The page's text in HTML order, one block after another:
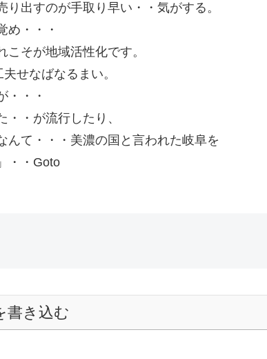
出すのが手取り早い・・気がする。
め・・・
そが地域活性化です。
せなばなるまい。
・・・
・が流行したり、
んて・・・美濃の国と言われた岐阜を
・・Goto
書き込む